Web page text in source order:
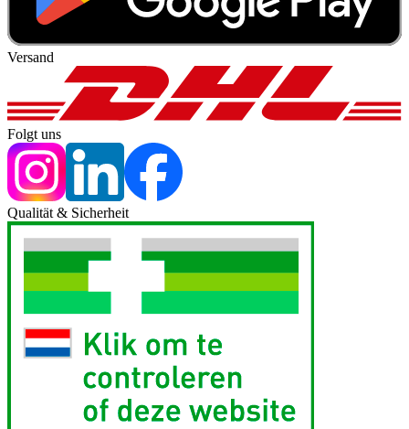
Versand
Folgt uns
Qualität & Sicherheit